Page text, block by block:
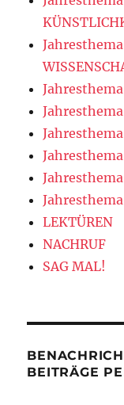
Jahresthema
Jahresthema
LEKTÜREN
NACHRUF
SAG MAL!
BEITRÄGE